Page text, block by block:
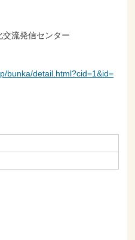
流発信センター
bunka/detail.html?cid=1&id=